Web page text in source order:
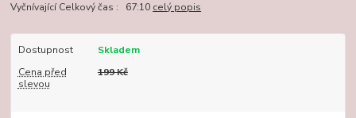
Vyčnívající Celkový čas : 67:10 celý popis
Dostupnost
Skladem
Cena před
slevou
199 Kč